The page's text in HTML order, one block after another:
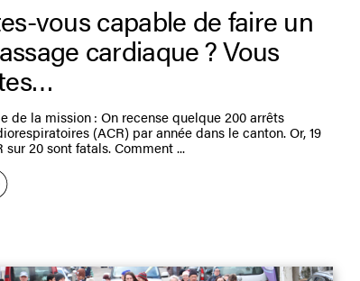
vous capable de faire un
cardiaque ? Vous
de la mission : On recense quelque 200 arrêts
(ACR) par année dans le canton. Or, 19
sur 20 sont fatals. Comment